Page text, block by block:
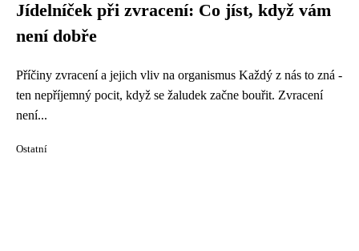
Jídelníček při zvracení: Co jíst, když vám
není dobře
Příčiny zvracení a jejich vliv na organismus Každý z nás to zná -
ten nepříjemný pocit, když se žaludek začne bouřit. Zvracení
není...
Ostatní